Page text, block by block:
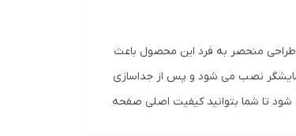
طراحی منحصر به فرد این محصول باعث
نصب می شود و پس از جداسازی
تا شما بتوانید کیفیت اصلی صفحه